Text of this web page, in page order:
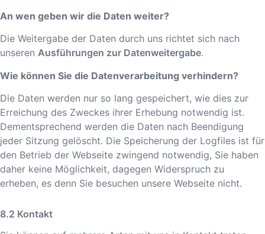
An wen geben wir die Daten weiter?
Die Weitergabe der Daten durch uns richtet sich nach
unseren Ausführungen zur Datenweitergabe.
Wie können Sie die Datenverarbeitung verhindern?
Die Daten werden nur so lang gespeichert, wie dies zur
Erreichung des Zweckes ihrer Erhebung notwendig ist.
Dementsprechend werden die Daten nach Beendigung
jeder Sitzung gelöscht. Die Speicherung der Logfiles ist für
den Betrieb der Webseite zwingend notwendig, Sie haben
daher keine Möglichkeit, dagegen Widerspruch zu
erheben, es denn Sie besuchen unsere Webseite nicht.
Kontakt